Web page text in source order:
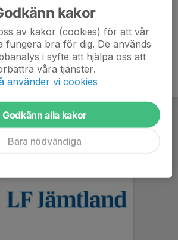
i augusti (vid säsongsstart) eller
nystart, men gäller alltid per säsong och
kakor
av kakor (cookies) för att vår
fungera bra för dig. De används
i syfte att hjälpa oss att
våra tjänster.
använder vi cookies
Godkänn alla kakor
Bara nödvändiga